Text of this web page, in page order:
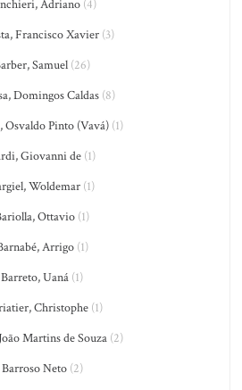
Adriano (4)
Francisco Xavier(3)
Samuel (26)
Domingos Caldas (8)
Osvaldo Pinto (Vavá) (1)
Giovanni de (1)
Woldemar (1)
Ottavio (1)
Arrigo(1)
Barreto, Uaná (1)
Christophe (1)
Martins de Souza (2)
Barroso Neto(2)